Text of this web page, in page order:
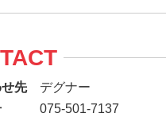
先
デグナー
075-501-7137